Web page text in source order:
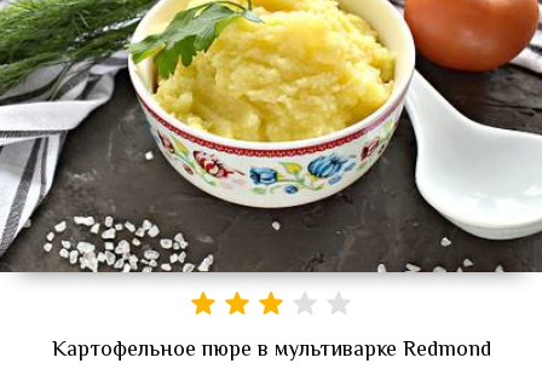
Картофельное пюре в мультиварке Redmond